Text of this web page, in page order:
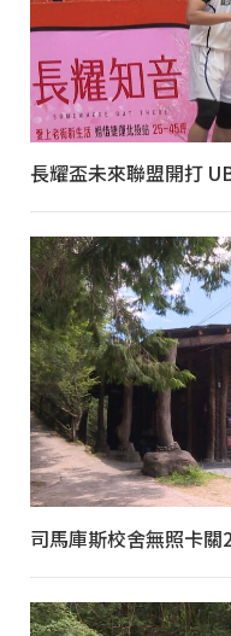
長耀盃未來聯盟開打
司馬庫斯校舍無照卡